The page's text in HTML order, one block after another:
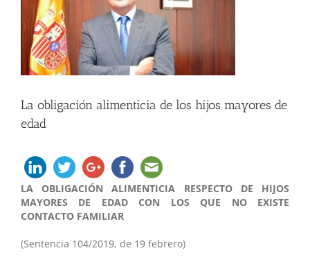
grande
La obligación alimenticia de los hijos mayores de
edad
LA OBLIGACIÓN ALIMENTICIA RESPECTO DE HIJOS
MAYORES DE EDAD CON LOS QUE NO EXISTE
CONTACTO FAMILIAR
(Sentencia 104/2019, de 19 febrero)